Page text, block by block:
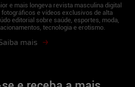
e mais longeva revista masculina digital
e vídeos exclusivos de alta
editorial sobre saúde, esportes, moda,
tecnologia e erotismo.
mais